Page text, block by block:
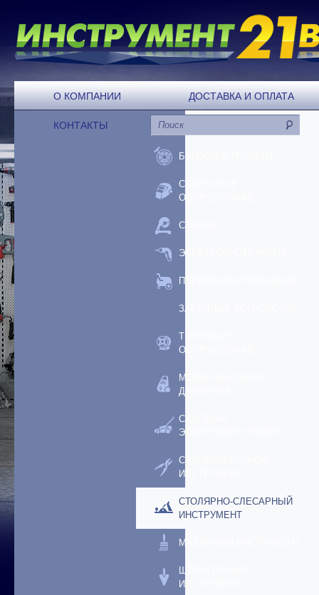
О КОМПАНИИ ДОСТАВКА И ОПЛАТА
КОНТАКТЫ
БЕНЗОИНСТРУМЕНТ
СВАРОЧНОЕ
ОБОРУДОВАНИЕ
СТАНКИ
ЭЛЕКТРОИНСТРУМЕНТ
ПНЕВМООБОРУДОВАНИЕ
ЗАРЯДНЫЕ УСТРОЙСТВА
ТЕПЛОВОЕ
ОБОРУДОВАНИЕ
МОЙКИ ВЫСОКОГО
ДАВЛЕНИЯ
САДОВЫЙ
ЭЛЕКТРОИНСТРУМЕНТ
САДОВЫЙ РУЧНОЙ
ИНСТРУМЕНТ
СТОЛЯРНО-СЛЕСАРНЫЙ
ИНСТРУМЕНТ
МАЛЯРНЫЙ ИНСТРУМЕНТ
ШТУКАТУРНЫЙ
ИНСТРУМЕНТ